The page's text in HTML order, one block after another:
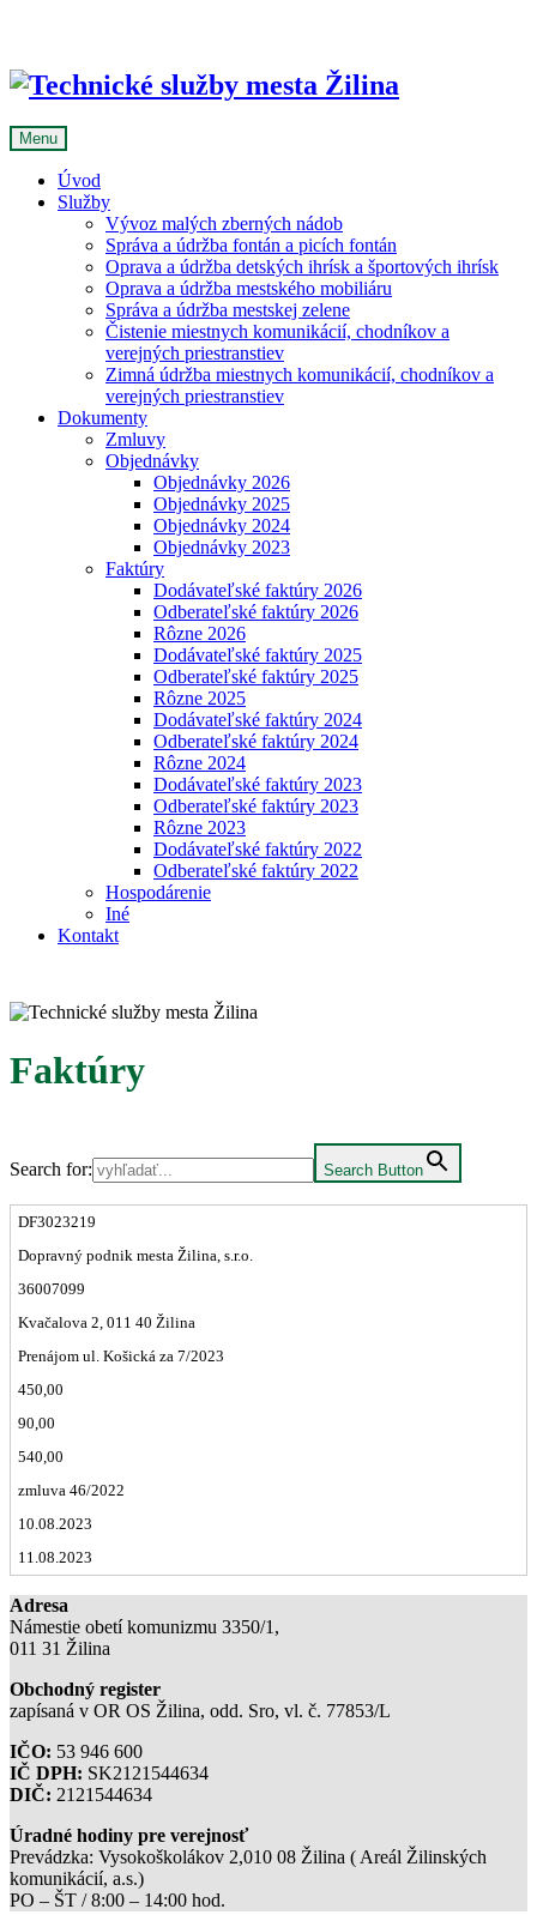
Menu
Úvod
Služby
Vývoz malých zberných nádob
Správa a údržba fontán a picích fontán
Oprava a údržba detských ihrísk a športových ihrísk
Oprava a údržba mestského mobiliáru
Správa a údržba mestskej zelene
Čistenie miestnych komunikácií, chodníkov a
verejných priestranstiev
Zimná údržba miestnych komunikácií, chodníkov a
verejných priestranstiev
Dokumenty
Zmluvy
Objednávky
Objednávky 2026
Objednávky 2025
Objednávky 2024
Objednávky 2023
Faktúry
Dodávateľské faktúry 2026
Odberateľské faktúry 2026
Rôzne 2026
Dodávateľské faktúry 2025
Odberateľské faktúry 2025
Rôzne 2025
Dodávateľské faktúry 2024
Odberateľské faktúry 2024
Rôzne 2024
Dodávateľské faktúry 2023
Odberateľské faktúry 2023
Rôzne 2023
Dodávateľské faktúry 2022
Odberateľské faktúry 2022
Hospodárenie
Iné
Kontakt
Faktúry
Search for: Search Button
DF3023219
Dopravný podnik mesta Žilina, s.r.o.
36007099
Kvačalova 2, 011 40 Žilina
Prenájom ul. Košická za 7/2023
450,00
90,00
540,00
zmluva 46/2022
10.08.2023
11.08.2023
Adresa
Námestie obetí komunizmu 3350/1,
011 31 Žilina
Obchodný register
zapísaná v OR OS Žilina, odd. Sro, vl. č. 77853/L
IČO: 53 946 600
IČ DPH: SK2121544634
DIČ: 2121544634
Úradné hodiny pre verejnosť
Prevádzka: Vysokoškolákov 2,010 08 Žilina ( Areál Žilinských
komunikácií, a.s.)
PO – ŠT / 8:00 – 14:00 hod.